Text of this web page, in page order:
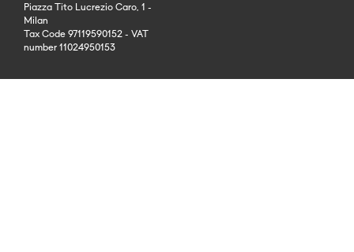
Piazza Tito Lucrezio Caro, 1 -
Milan
Tax Code 97119590152 - VAT
number 11024950153